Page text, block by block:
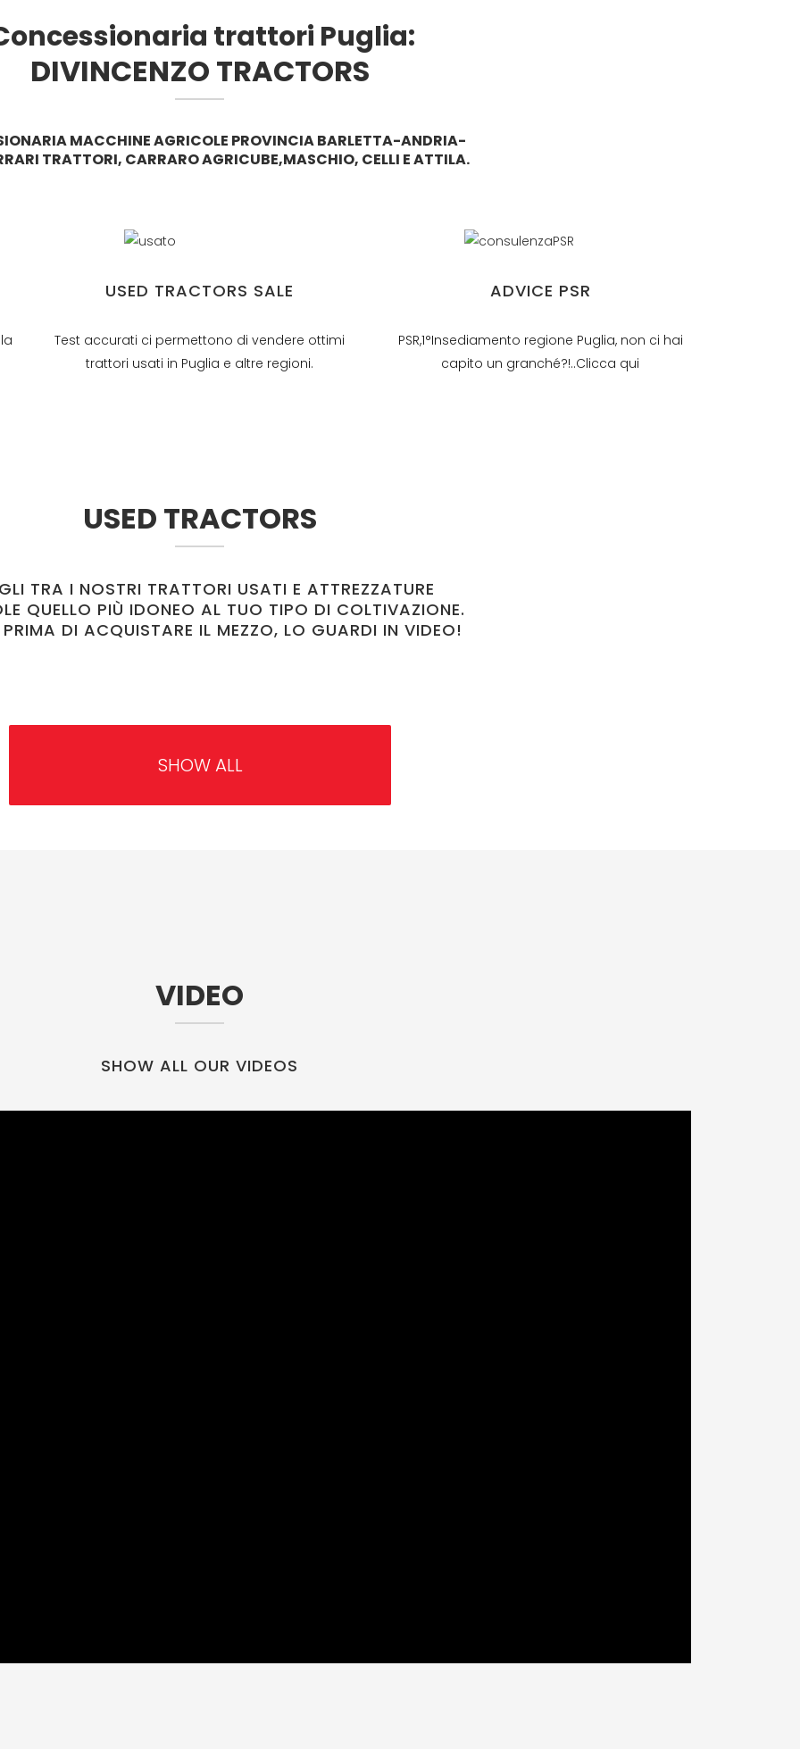
trattori Puglia:
DIVINCENZO TRACTORS
MACCHINE AGRICOLE PROVINCIA BARLETTA-ANDRIA-
TRATTORI, CARRARO AGRICUBE,MASCHIO, CELLI E ATTILA.
USED TRACTORS SALE
Test accurati ci permettono di vendere ottimi
trattori usati in Puglia e altre regioni.
ADVICE PSR
PSR,1°Insediamento regione Puglia, non ci hai
capito un granché?!..Clicca qui
USED TRACTORS
TRA I NOSTRI TRATTORI USATI E ATTREZZATURE
QUELLO PIÙ IDONEO AL TUO TIPO DI COLTIVAZIONE.
DI ACQUISTARE IL MEZZO, LO GUARDI IN VIDEO!
SHOW ALL
VIDEO
SHOW ALL OUR VIDEOS